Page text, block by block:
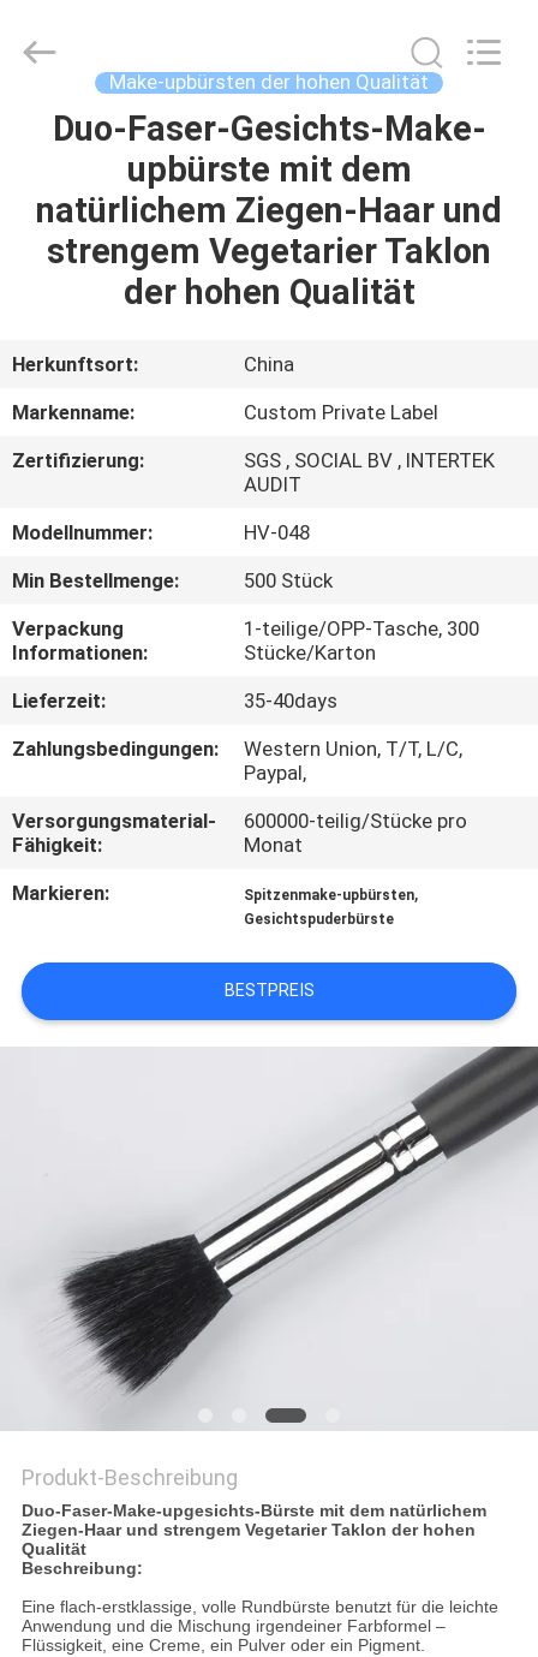
HAUS
PRODUKTE
FABRIK-
QUALITÄTSKONTROLLE
SITEMAP
PRIVACY
POLICY
Make-upbürsten der hohen Qualität
Duo-Faser-Gesichts-Make-
upbürste mit dem
natürlichem Ziegen-Haar und
strengem Vegetarier Taklon
der hohen Qualität
Herkunftsort:
China
Markenname:
Custom Private Label
Zertifizierung:
SGS , SOCIAL BV , INTERTEK
AUDIT
Modellnummer:
HV-048
Min Bestellmenge:
500 Stück
Verpackung
Informationen:
1-teilige/OPP-Tasche, 300
Stücke/Karton
Lieferzeit:
35-40days
Zahlungsbedingungen:
Western Union, T/T, L/C,
Paypal,
Versorgungsmaterial-
Fähigkeit:
600000-teilig/Stücke pro
Monat
Markieren:
Spitzenmake-upbürsten,
Gesichtspuderbürste
BESTPREIS
Produkt-Beschreibung
Duo-Faser-Make-upgesichts-Bürste mit dem natürlichem
Ziegen-Haar und strengem Vegetarier Taklon der hohen
Qualität
Beschreibung:
Eine flach-erstklassige, volle Rundbürste benutzt für die leichte
Anwendung und die Mischung irgendeiner Farbformel –
Flüssigkeit, eine Creme, ein Pulver oder ein Pigment.